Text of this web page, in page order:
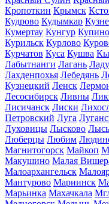
Кропоткин Крымск
Кудрово Кудымкар
Кумертау Кунгур Купино
Курильск Курлово
Курчатов Куса Кушва
Лабытнанги Лагань
Лахденпохья Лебедянь
Кузнецкий Ленск
Лесосибирск Ливны
Лисичанск Лиски
Петровский Луга
Луховицы Лысково
Люберцы Любим
Магнитогорск Майкоп
Макушино Малая
Малоархангельск
Мантурово Мариинск
Марьинка Махачкала